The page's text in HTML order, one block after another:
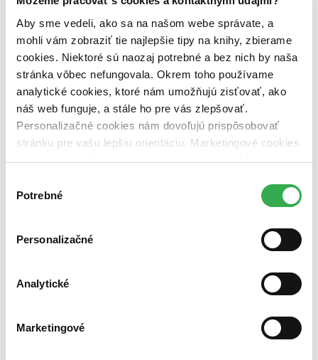
Aby sme vedeli, ako sa na našom webe správate, a
mohli vám zobraziť tie najlepšie tipy na knihy, zbierame
cookies. Niektoré sú naozaj potrebné a bez nich by naša
stránka vôbec nefungovala. Okrem toho používame
analytické cookies, ktoré nám umožňujú zisťovať, ako
náš web funguje, a stále ho pre vás zlepšovať.
Personalizačné cookies nám dovoľujú prispôsobovať
stránku pre vašu lepšiu orientáciu. Marketingové cookies
nám zas umožňujú zobrazenie relevantnej reklamy.
nám pomohlo, keby sme mohli používať všetky tieto
súhlasu
Potrebné
Personalizačné
Analytické
Marketingové